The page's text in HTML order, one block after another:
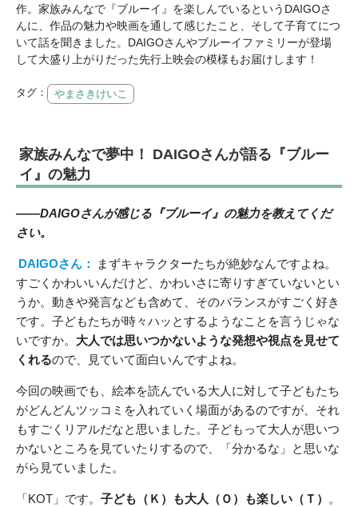
作。家族みんなで『ブルーイ』を楽しんでいるというDAIGOさ
んに、作品の魅力や映画を通して感じたこと、そして子育てにつ
いて話を聞きました。DAIGOさんやブルーイファミリーが登場
して大盛り上がりだった先行上映会の模様もお届けします！
タグ： やまさきけいこ
家族みんなで夢中！ DAIGOさんが語る『ブルー
イ』の魅力
――DAIGOさんが感じる『ブルーイ』の魅力を教えてくだ
さい。
DAIGOさん：
まずキャラクターたちが絶妙なんですよね。
すごくかわいいんだけど、かわいさに寄りすぎていないとい
うか。動きや発言なども含めて、そのバランスがすごく好き
です。子どもたちが時々ハッとするようなことを言うじゃな
いですか。 大人では思いつかないような発想や視点を見せて
くれるので、見ていて面白いんですよね。
今回の映画でも、絵本を読んでいる大人に対して子どもたち
がどんどんツッコミを入れていく場面があるのですが、それ
もすごくリアルだなと思いました。子どもって大人が思いつ
かないところを見ていたりするので、「分かるな」と思いな
がら見ていました。
「KOT」です。 子ども（Ｋ）も大人（Ｏ）も楽しい（Ｔ）
。